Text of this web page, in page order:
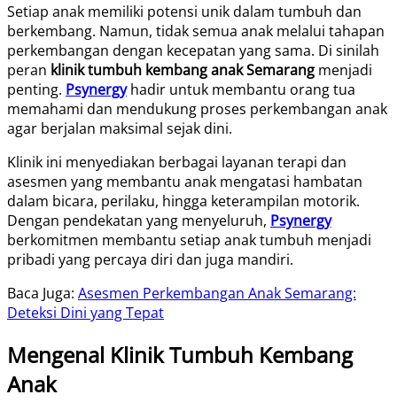
Setiap anak memiliki potensi unik dalam tumbuh dan
berkembang. Namun, tidak semua anak melalui tahapan
perkembangan dengan kecepatan yang sama. Di sinilah
peran klinik tumbuh kembang anak Semarang menjadi
penting. Psynergyhadir untuk membantu orang tua
memahami dan mendukung proses perkembangan anak
agar berjalan maksimal sejak dini.
Klinik ini menyediakan berbagai layanan terapi dan
asesmen yang membantu anak mengatasi hambatan
dalam bicara, perilaku, hingga keterampilan motorik.
Dengan pendekatan yang menyeluruh, Psynergy
berkomitmen membantu setiap anak tumbuh menjadi
pribadi yang percaya diri dan juga mandiri.
Baca Juga: Asesmen Perkembangan Anak Semarang:
Deteksi Dini yang Tepat
Mengenal Klinik Tumbuh Kembang
Anak